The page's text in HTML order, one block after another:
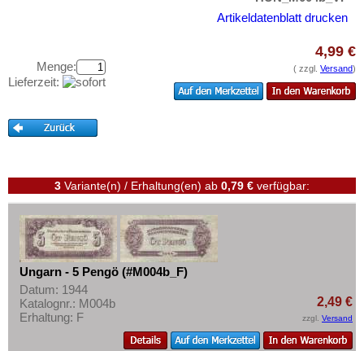
Kataloge
Aufbewahrung
Informationen
Preislisten
Ankauf
Erhaltungsgrade
Gratisbanknoten
Artikeldatenblatt drucken
Menge:
Lieferzeit:
4,99 €
( zzgl. Versand)
3 Variante(n) / Erhaltung(en) ab 0,79 € verfügbar:
Ungarn - 5 Pengö (#M004b_F)
Datum: 1944
Katalognr.: M004b
Erhaltung: F
2,49 €
zzgl. Versand